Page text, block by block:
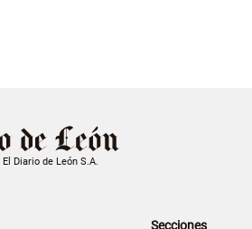
Diario de León S.A.
Secciones